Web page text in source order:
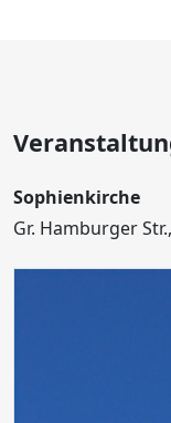
Sophienkirche
Gr. Hamburger